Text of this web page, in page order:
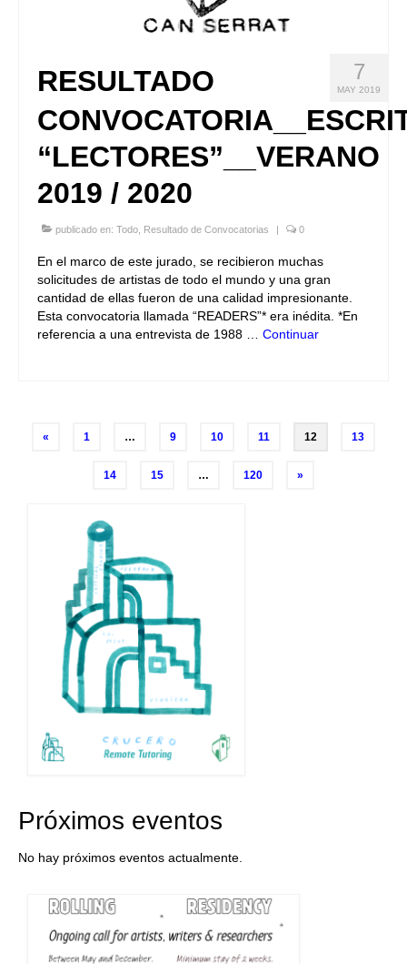
7
MAY 2019
RESULTADO
“LECTORES”__VERANO
2019 / 2020
publicado en: Todo Resultado de Convocatorias | 0
En el marco de este jurado, se recibieron muchas
solicitudes de artistas de todo el mundo y una gran
cantidad de ellas fueron de una calidad impresionante.
Esta convocatoria llamada “READERS”* era inédita. *En
referencia a una entrevista de 1988 … Continuar
Navegación
« 1 … 9 10 11 12 13
14 15 … 120 »
Próximos eventos
No hay próximos eventos actualmente.